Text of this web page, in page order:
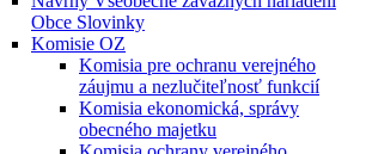
Obce Slovinky
Komisie OZ
Komisia pre ochranu verejného
záujmu a nezlučiteľnosť funkcií
Komisia ekonomická, správy
obecného majetku